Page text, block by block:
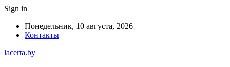
Sign in
Понедельник, 10 августа, 2026
Контакты
lacerta.by